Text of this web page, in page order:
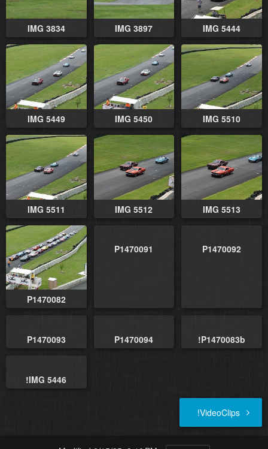
IMG 3834 IMG 3897 IMG 5444
IMG 5449 IMG 5450 IMG 5510
IMG 5511 IMG 5512 IMG 5513
P1470082
P1470091 P1470092
P1470093 P1470094 !P1470083b
!IMG 5446
!VideoClips